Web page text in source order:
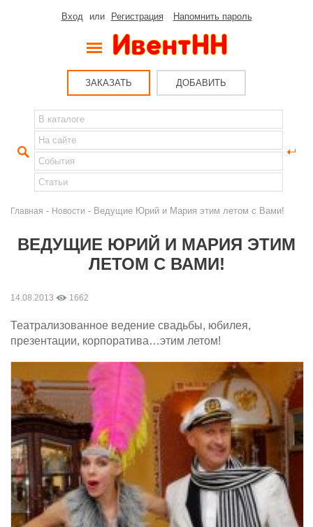
Вход или Регистрация Напомнить пароль
ЗАКАЗАТЬ ДОБАВИТЬ
Главная - Новости - Ведущие Юрий и Мария этим летом с Вами!
ВЕДУЩИЕ ЮРИЙ И МАРИЯ ЭТИМ
ЛЕТОМ С ВАМИ!
14.08.2013 1662
Театрализованное ведение свадьбы, юбилея,
презентации, корпоратива…этим летом!